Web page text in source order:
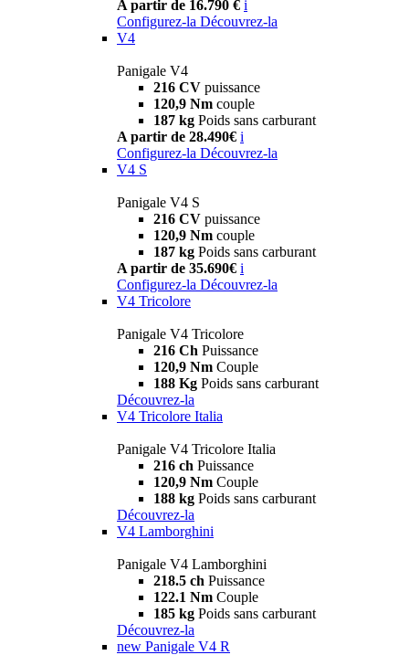
A partir de 16.790 € i
Configurez-la Découvrez-la
V4
Panigale V4
216 CV puissance
120,9 Nm couple
187 kg Poids sans carburant
A partir de 28.490€ i
Configurez-la Découvrez-la
V4 S
Panigale V4 S
216 CV puissance
120,9 Nm couple
187 kg Poids sans carburant
A partir de 35.690€ i
Configurez-la Découvrez-la
V4 Tricolore
Panigale V4 Tricolore
216 Ch Puissance
120,9 Nm Couple
188 Kg Poids sans carburant
Découvrez-la
V4 Tricolore Italia
Panigale V4 Tricolore Italia
216 ch Puissance
120,9 Nm Couple
188 kg Poids sans carburant
Découvrez-la
V4 Lamborghini
Panigale V4 Lamborghini
218.5 ch Puissance
122.1 Nm Couple
185 kg Poids sans carburant
Découvrez-la
new Panigale V4 R